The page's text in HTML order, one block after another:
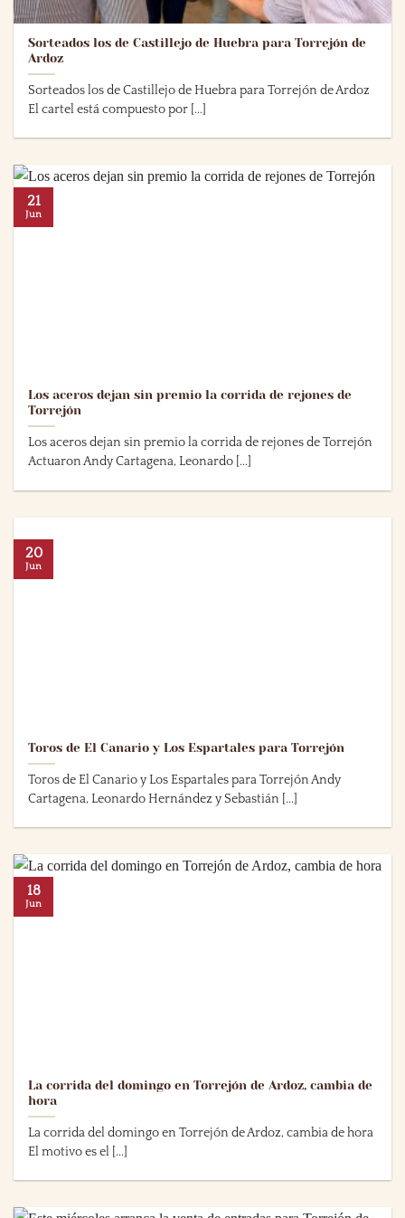
Sorteados los de Castillejo de Huebra para Torrejón de
Ardoz
Sorteados los de Castillejo de Huebra para Torrejón de Ardoz
El cartel está compuesto por [...]
Los aceros dejan sin premio la corrida de rejones de
Torrejón
Los aceros dejan sin premio la corrida de rejones de Torrejón
Actuaron Andy Cartagena, Leonardo [...]
21
Jun
Toros de El Canario y Los Espartales para Torrejón
Toros de El Canario y Los Espartales para Torrejón Andy
Cartagena, Leonardo Hernández y Sebastián [...]
20
Jun
La corrida del domingo en Torrejón de Ardoz, cambia de
hora
La corrida del domingo en Torrejón de Ardoz, cambia de hora
El motivo es el [...]
18
Jun